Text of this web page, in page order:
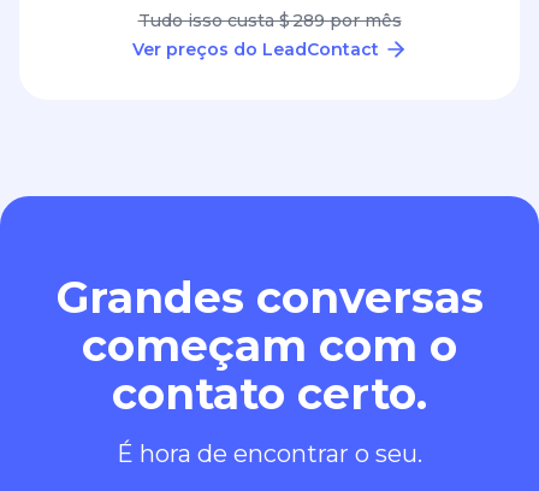
Tudo isso custa $ 289 por mês
Ver preços do LeadContact
Grandes conversas
começam com o
contato certo.
É hora de encontrar o seu.